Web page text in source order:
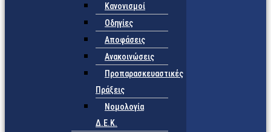
Κανονισμοί
Οδηγίες
Αποφάσεις
Ανακοινώσεις
Προπαρασκευαστικές
Πράξεις
Νομολογία
Δ.Ε.Κ.